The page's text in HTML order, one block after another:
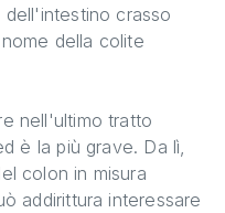
crasso
della colite
nell'ultimo tratto
è la più grave. Da lì,
colon in misura
addirittura interessare